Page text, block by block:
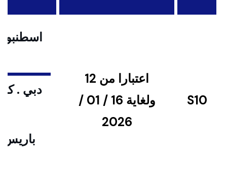
S10
اعتبارا من 12
ولغاية 16 / 01 /
2026
دبي .
باريس